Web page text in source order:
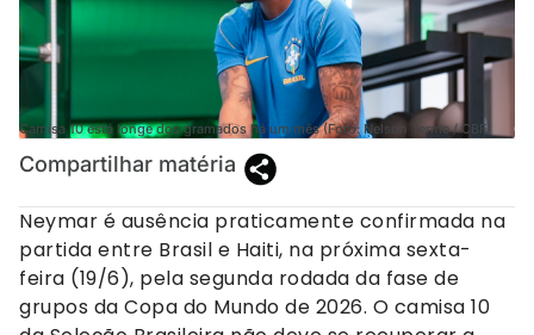
Camisa 10 está longe dos gramados há um mês (Foto: Nelson Terme / CBF)
Compartilhar matéria
Neymar é ausência praticamente confirmada na
partida entre Brasil e Haiti, na próxima sexta-
feira (19/6), pela segunda rodada da fase de
grupos da Copa do Mundo de 2026. O camisa 10